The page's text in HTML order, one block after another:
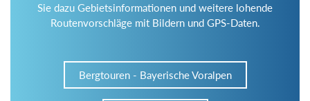
Sie dazu Gebietsinformationen und weitere lohende
Routenvorschläge mit Bildern und GPS-Daten.
Bergtouren - Bayerische Voralpen